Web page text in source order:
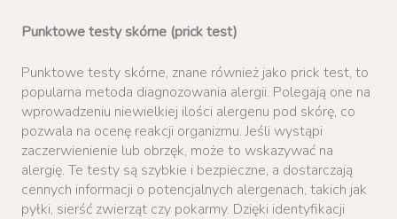
Punktowe testy skórne (prick test)
Punktowe testy skórne, znane również jako prick test, to
popularna metoda diagnozowania alergii. Polegają one na
wprowadzeniu niewielkiej ilości alergenu pod skórę, co
pozwala na ocenę reakcji organizmu. Jeśli wystąpi
zaczerwienienie lub obrzęk, może to wskazywać na
alergię. Te testy są szybkie i bezpieczne, a dostarczają
cennych informacji o potencjalnych alergenach, takich jak
pyłki, sierść zwierząt czy pokarmy. Dzięki identyfikacji